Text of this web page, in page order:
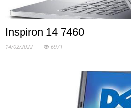
Inspiron 14 7460
14/02/2022 6971